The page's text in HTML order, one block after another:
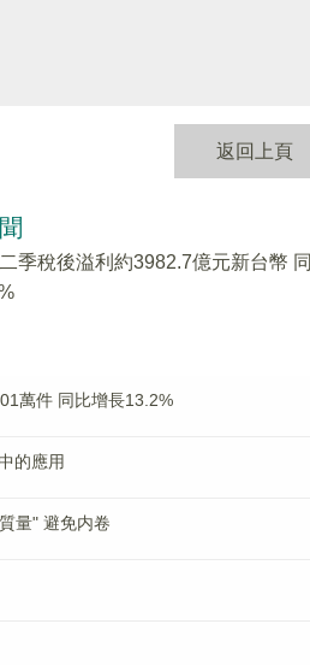
返回上頁
季稅後溢利約3982.7億元新台幣 同
萬件 同比增長13.2%
的應用
量" 避免内卷